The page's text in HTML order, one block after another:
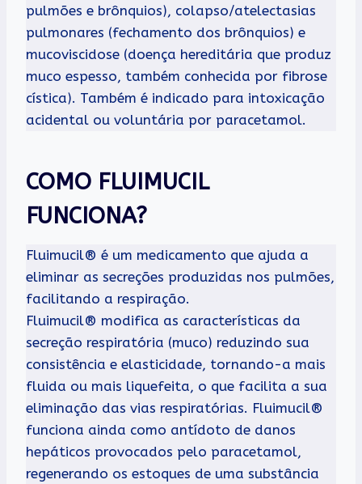
pulmões e brônquios), colapso/atelectasias
pulmonares (fechamento dos brônquios) e
mucoviscidose (doença hereditária que produz
muco espesso, também conhecida por fibrose
cística). Também é indicado para intoxicação
acidental ou voluntária por paracetamol.
COMO FLUIMUCIL
FUNCIONA?
Fluimucil® é um medicamento que ajuda a
eliminar as secreções produzidas nos pulmões,
facilitando a respiração.
Fluimucil® modifica as características da
secreção respiratória (muco) reduzindo sua
consistência e elasticidade, tornando-a mais
fluida ou mais liquefeita, o que facilita a sua
eliminação das vias respiratórias. Fluimucil®
funciona ainda como antídoto de danos
hepáticos provocados pelo paracetamol,
regenerando os estoques de uma substância